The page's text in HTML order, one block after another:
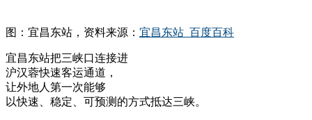
图：宜昌东站，资料来源： 宜昌东站_百度百科
宜昌东站把三峡口连接进
沪汉蓉快速客运通道，
让外地人第一次能够
以快速、稳定、可预测的方式抵达三峡。